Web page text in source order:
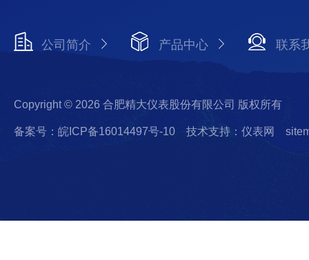
公司简介 产品中心 联系
Copyright © 2026 合肥精大仪表股份有限公司 版权所有
备案号：皖ICP备16014497号-10 技术支持：仪表网